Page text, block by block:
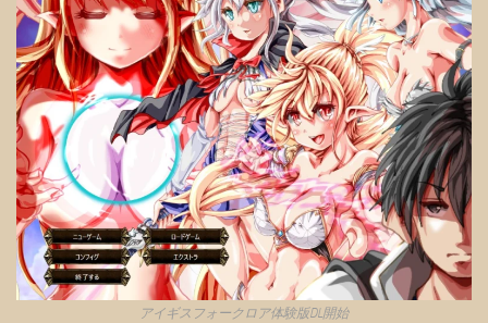
アイギスフォークロア体験版DL開始